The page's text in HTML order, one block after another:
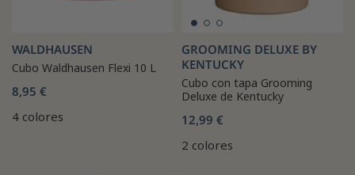
WALDHAUSEN
Cubo Waldhausen Flexi 10 L
8,95 €
4 colores
GROOMING DELUXE BY
KENTUCKY
Cubo con tapa Grooming
Deluxe de Kentucky
12,99 €
2 colores